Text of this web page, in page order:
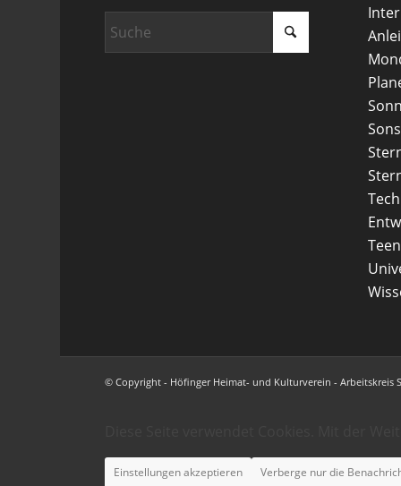
© Copyright - Höfinger Heimat- und Kulturverein - Arbeitskreis
Einstellungen akzeptieren Verberge nur die